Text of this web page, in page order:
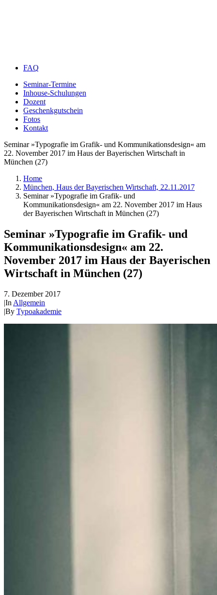
FAQ
Seminar-Termine
Inhouse-Schulungen
Dozent
Geschenkgutschein
Fotos
Kontakt
Seminar »Typografie im Grafik- und Kommunikationsdesign« am
22. November 2017 im Haus der Bayerischen Wirtschaft in
München (27)
Home
München, Haus der Bayerischen Wirtschaft, 22.11.2017
Seminar »Typografie im Grafik- und
Kommunikationsdesign« am 22. November 2017 im Haus
der Bayerischen Wirtschaft in München (27)
Seminar »Typografie im Grafik- und
Kommunikationsdesign« am 22.
November 2017 im Haus der Bayerischen
Wirtschaft in München (27)
7. Dezember 2017
|In Allgemein
|By Typoakademie